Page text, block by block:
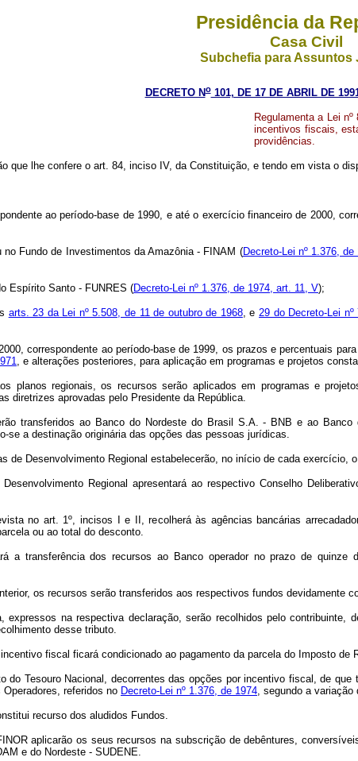
Presidência da
Casa Civil
Subchefia para Assuntos
DECRETO No101, DE 17 DE ABRIL DE
Regulamenta a Lei
incentivos fiscais,
providências.
que lhe confere o art. 84, inciso IV, da Constituição, e tendo em vista o
ao período-base de 1990, e até o exercício financeiro de 2000,
no Fundo de Investimentos da Amazônia - FINAM (Decreto-Lei nº 1.376,
Espírito Santo - FUNRES (Decreto-Lei nº 1.376, de 1974, art. 11, V);
arts. 23 da Lei nº 5.508, de 11 de outubro de 1968, e29 do Decreto-Lei
correspondente ao período-base de 1999, os prazos e percentuais
, e alterações posteriores, para aplicação em programas e projetos
planos regionais, os recursos serão aplicados em programas e
diretrizes aprovadas pelo Presidente da República.
transferidos ao Banco do Nordeste do Brasil S.A. - BNB e ao
se a destinação originária das opções das pessoas jurídicas.
de Desenvolvimento Regional estabelecerão, no início de cada exercício,
Regional apresentará ao respectivo Conselho
no art. 1º, incisos I e II, recolherá às agências bancárias
ou ao total do desconto.
a transferência dos recursos ao Banco operador no prazo de
os recursos serão transferidos aos respectivos fundos devidamente
na respectiva declaração, serão recolhidos pelo
desse tributo.
fiscal ficará condicionado ao pagamento da parcela do Imposto de
do Tesouro Nacional, decorrentes das opções por incentivo fiscal, de
referidos no Decreto-Lei nº 1.376, de 1974, segundo a variação
recurso dos aludidos Fundos.
aplicarão os seus recursos na subscrição de debêntures,
e do Nordeste - SUDENE.